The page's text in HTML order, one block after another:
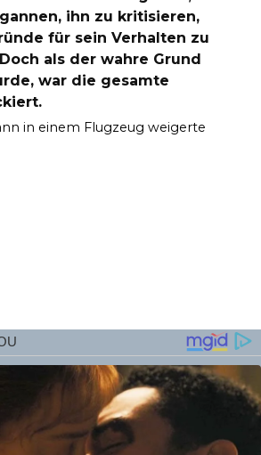
ihn zu kritisieren,
für sein Verhalten zu
als der wahre Grund
war die gesamte
in einem Flugzeug weigerte